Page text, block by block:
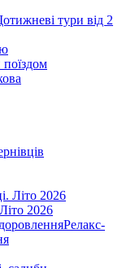
тури від 2
2026
Релакс-